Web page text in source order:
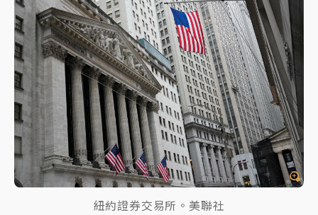
暑假過三周才推「E宿新北打卡趣」！抽獎程序複雜 觀
旅局回應了
中信慈善基金會想增加董事人數！辜仲諒向法院聲請遭
駁 理由曝光
故宮《龍藏經》特展第2檔！今線上預約開賣一度塞車
周六起展出延長至晚上7時
台東農業處長涉圖利渡假村！東檢抗告成功 今重開羈
押庭
父親節泡湯了！中颱白海豚雨彈轟3天 「紅到發紫」降
紐約證券交易所。美聯社